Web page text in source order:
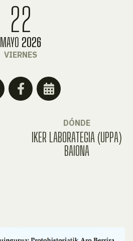
22
MAYO 2026
VIERNES
DÓNDE
IKER LABORATEGIA (UPPA)
BAIONA